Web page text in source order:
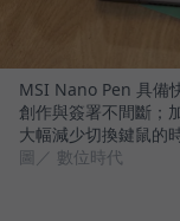
MSI Nano Pen 具備
創作與簽署不間斷；
大幅減少切換鍵鼠的
圖／ 數位時代